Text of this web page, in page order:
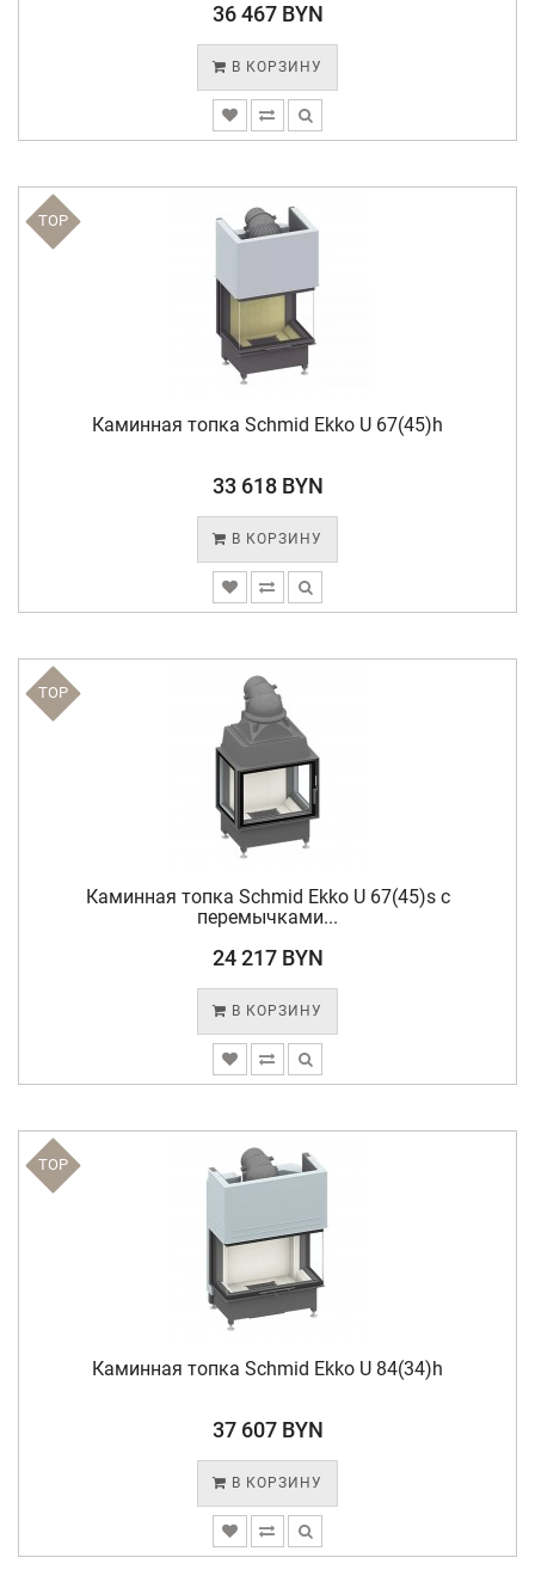
36 467 BYN
В КОРЗИНУ
TOP
Каминная топка Schmid Ekko U 67(45)h
33 618 BYN
В КОРЗИНУ
TOP
Каминная топка Schmid Ekko U 67(45)s с
перемычками...
24 217 BYN
В КОРЗИНУ
TOP
Каминная топка Schmid Ekko U 84(34)h
37 607 BYN
В КОРЗИНУ